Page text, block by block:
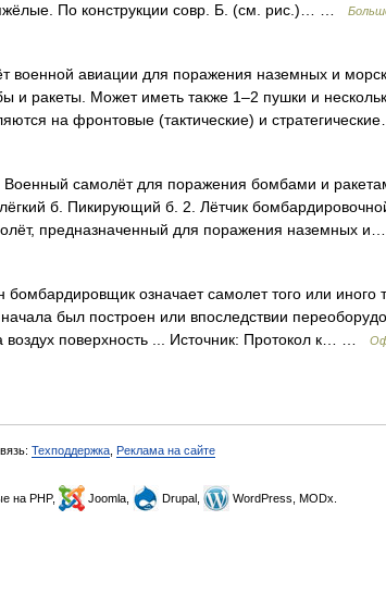
По конструкции совр. Б. (см. рис.)… …
военной авиации для поражения наземных и
и ракеты. Может иметь также 1–2 пушки и
на фронтовые (тактические) и
самолёт для поражения бомбами и
б. Пикирующий б. 2. Лётчик
предназначенный для поражения наземных
означает самолет того или иного
был построен или впоследствии
воздух поверхность ... Источник: Протокол к… …
Техподдержка Реклама на сайте
на PHP, Joomla, Drupal, WordPress, MODx.